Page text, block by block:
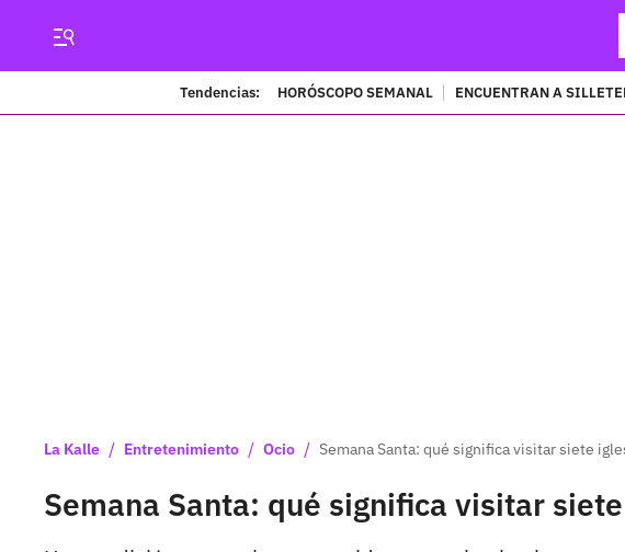
Tendencias: HORÓSCOPO SEMANAL ENCUENTRAN A
La Kalle / Entretenimiento / Ocio / Semana Santa: qué significa visitar siete
Semana Santa: qué significa visitar